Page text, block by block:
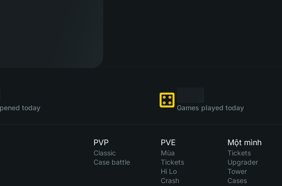
today Games played today
PVP
Classic
Case battle
PVE
Mùa
Tickets
Hi Lo
Crash
Một mình
Tickets
Upgrader
Tower
Cases